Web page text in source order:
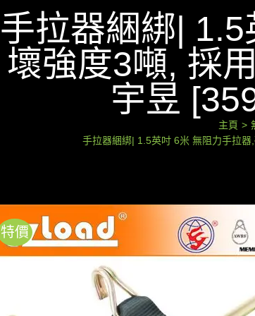
手拉器綑綁|
壞強度3噸, 採
宇昱
主頁 >
手拉器綑綁| 1.5英吋 6米 無阻力手拉
特價